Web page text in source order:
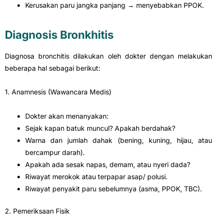
Kerusakan paru jangka panjang → menyebabkan PPOK.
Diagnosis Bronkhitis
Diagnosa bronchitis dilakukan oleh dokter dengan melakukan
beberapa hal sebagai berikut:
1. Anamnesis (Wawancara Medis)
Dokter akan menanyakan:
Sejak kapan batuk muncul? Apakah berdahak?
Warna dan jumlah dahak (bening, kuning, hijau, atau
bercampur darah).
Apakah ada sesak napas, demam, atau nyeri dada?
Riwayat merokok atau terpapar asap/ polusi.
Riwayat penyakit paru sebelumnya (asma, PPOK, TBC).
2. Pemeriksaan Fisik